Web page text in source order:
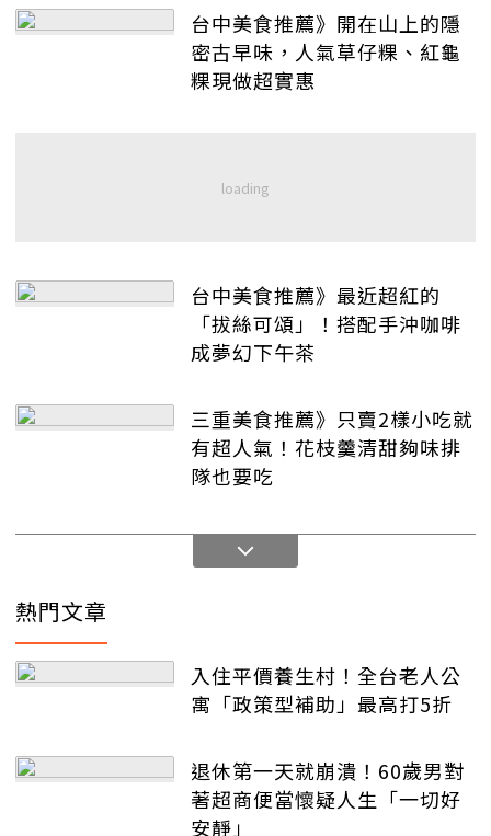
台中美食推薦》開在山上的隱
密古早味，人氣草仔粿、紅龜
粿現做超實惠
台中美食推薦》最近超紅的
「拔絲可頌」！搭配手沖咖啡
成夢幻下午茶
三重美食推薦》只賣2樣小吃就
有超人氣！花枝羹清甜夠味排
隊也要吃
熱門文章
入住平價養生村！全台老人公
寓「政策型補助」最高打5折
退休第一天就崩潰！60歲男對
著超商便當懷疑人生「一切好
安靜」